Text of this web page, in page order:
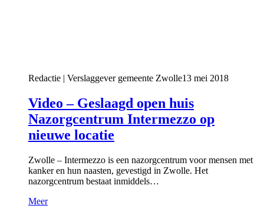
Redactie | Verslaggever gemeente Zwolle13 mei 2018
Video – Geslaagd open huis
Nazorgcentrum Intermezzo op
nieuwe locatie
Zwolle – Intermezzo is een nazorgcentrum voor mensen met
kanker en hun naasten, gevestigd in Zwolle. Het
nazorgcentrum bestaat inmiddels…
Meer